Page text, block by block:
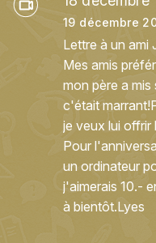
19 décembre
Lettre à un ami
Mes amis
mon père a
c'était
je veux lui offrir
Pour
un ordinateur
j'aimerais 10.-
à bientôt.Lyes